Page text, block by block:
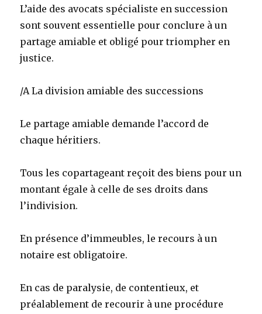
L’aide des avocats spécialiste en succession
sont souvent essentielle pour conclure à un
partage amiable et obligé pour triompher en
justice.
/A La division amiable des successions
Le partage amiable demande l’accord de
chaque héritiers.
Tous les copartageant reçoit des biens pour un
montant égale à celle de ses droits dans
l’indivision.
En présence d’immeubles, le recours à un
notaire est obligatoire.
En cas de paralysie, de contentieux, et
préalablement de recourir à une procédure